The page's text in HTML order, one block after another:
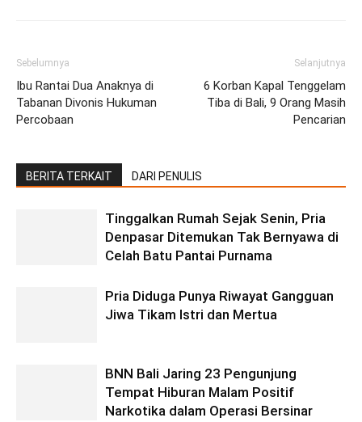
Sebelumnya
Ibu Rantai Dua Anaknya di
Tabanan Divonis Hukuman
Percobaan
Selanjutnya
6 Korban Kapal Tenggelam
Tiba di Bali, 9 Orang Masih
Pencarian
BERITA TERKAIT DARI PENULIS
Tinggalkan Rumah Sejak Senin, Pria
Denpasar Ditemukan Tak Bernyawa di
Celah Batu Pantai Purnama
Pria Diduga Punya Riwayat Gangguan
Jiwa Tikam Istri dan Mertua
BNN Bali Jaring 23 Pengunjung
Tempat Hiburan Malam Positif
Narkotika dalam Operasi Bersinar